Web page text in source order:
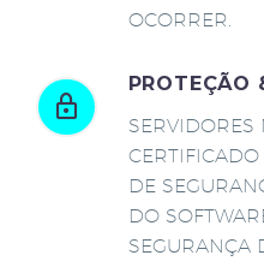
OCORRER.
PROTEÇÃO
SERVIDORES
DE
DO
SEGURANÇA